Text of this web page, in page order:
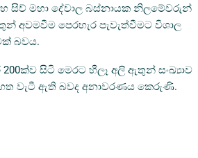
සිව් මහා දේවාල බස්නායක නිලමේවරුන්
අවමවීම පෙරහැර පැවැත්වීමට විශාල
බවය.
සිටි මෙරට හීලෑ අලි ඇතුන් සංඛ්‍යාව
වැටී ඇති බවද අනාවරණය කෙරුණි.